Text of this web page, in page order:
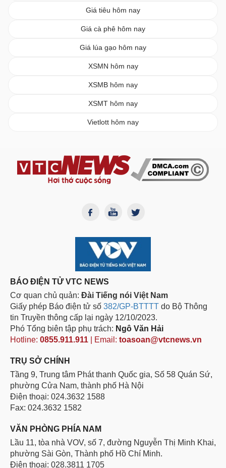
Giá tiêu hôm nay
Giá cà phê hôm nay
Giá lúa gạo hôm nay
XSMN hôm nay
XSMB hôm nay
XSMT hôm nay
Vietlott hôm nay
BÁO ĐIỆN TỬ VTC NEWS
Cơ quan chủ quản: Đài Tiếng nói Việt Nam
Giấy phép Báo điện tử số 382/GP-BTTTT do Bộ Thông
tin Truyền thông cấp lại ngày 12/10/2023.
Phó Tổng biên tập phụ trách: Ngô Văn Hải
Hotline: 0855.911.911 | Email: toasoan@vtcnews.vn
TRỤ SỞ CHÍNH
Tầng 9, Trung tâm Phát thanh Quốc gia, Số 58 Quán Sứ,
phường Cửa Nam, thành phố Hà Nội
Điện thoại: 024.3632 1588
Fax: 024.3632 1582
VĂN PHÒNG PHÍA NAM
Lầu 11, tòa nhà VOV, số 7, đường Nguyễn Thị Minh Khai,
phường Sài Gòn, Thành phố Hồ Chí Minh.
Điện thoại: 028.3811 1705